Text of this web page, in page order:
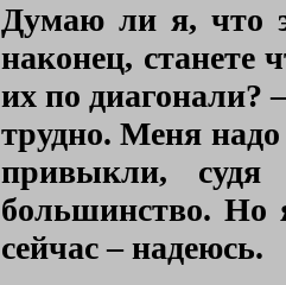
Думаю ли я, что
наконец, станете
их по диагонали?
трудно. Меня
привыкли,
большинство. Но
сейчас – надеюсь.